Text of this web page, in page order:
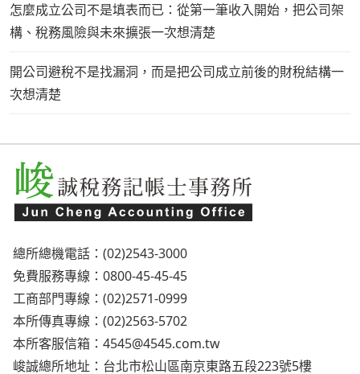
怎麼成立公司不是填表而已：從第一筆收入開始，把公司架
構、稅務風險與未來擴張一次想清楚
開公司避稅不是找漏洞，而是把公司成立前後的財稅結構一
次想清楚
總所總機電話：(02)2543-3000
免費服務專線：0800-45-45-45
工商部門專線：(02)2571-0999
本所傳真專線：(02)2563-5702
本所客服信箱： 4545@4545.com.tw
峻誠總所地址：台北市松山區南京東路五段223號5樓